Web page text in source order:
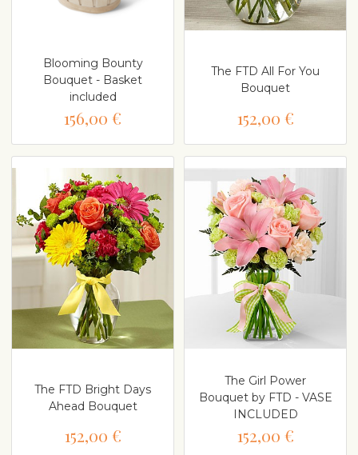
Blooming Bounty
Bouquet - Basket
included
156,00 €
The FTD All For You
Bouquet
152,00 €
The FTD Bright Days
Ahead Bouquet
152,00 €
The Girl Power
Bouquet by FTD - VASE
INCLUDED
152,00 €